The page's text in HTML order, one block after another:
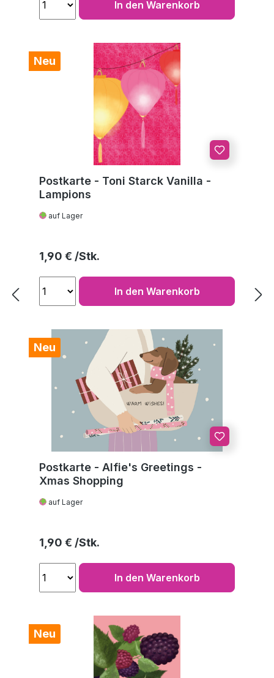
In den Warenkorb
Neu
Postkarte - Toni Starck Vanilla -
Lampions
auf Lager
Regulärer Preis:
1,90 €
In den Warenkorb
Neu
Postkarte - Alfie's Greetings -
Xmas Shopping
auf Lager
Regulärer Preis:
1,90 €
In den Warenkorb
Neu